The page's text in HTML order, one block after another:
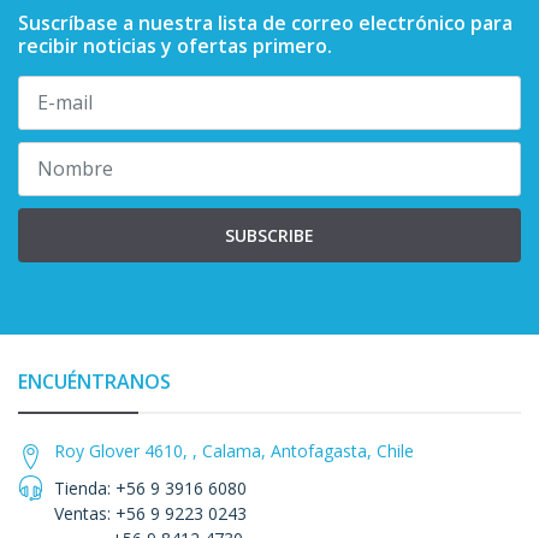
Suscríbase a nuestra lista de correo electrónico para
recibir noticias y ofertas primero.
SUBSCRIBE
ENCUÉNTRANOS
Roy Glover 4610, , Calama, Antofagasta, Chile
Tienda: +56 9 3916 6080
Ventas: +56 9 9223 0243